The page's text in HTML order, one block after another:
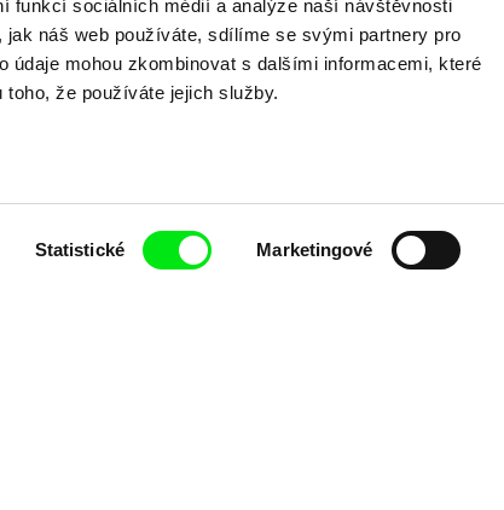
funkcí sociálních médií a analýze naší návštěvnosti
náš web používáte, sdílíme se svými partnery pro
údaje mohou zkombinovat s dalšími informacemi, které
že používáte jejich služby.
Statistické Marketingové